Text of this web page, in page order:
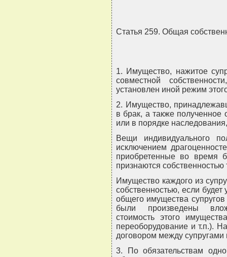
Статья 259. Общая
1. Имущество, нажитое
совместной
установлен иной режим
2. Имущество,
в брак, а также полученное
или в порядке
Вещи индивидуального
исключением
приобретенные во время
признаются собственностью
Имущество каждого из
собственностью, если будет
общего имущества
были произведены
стоимость этого
переоборудование и т.п.).
договором между
3. По обязательствам